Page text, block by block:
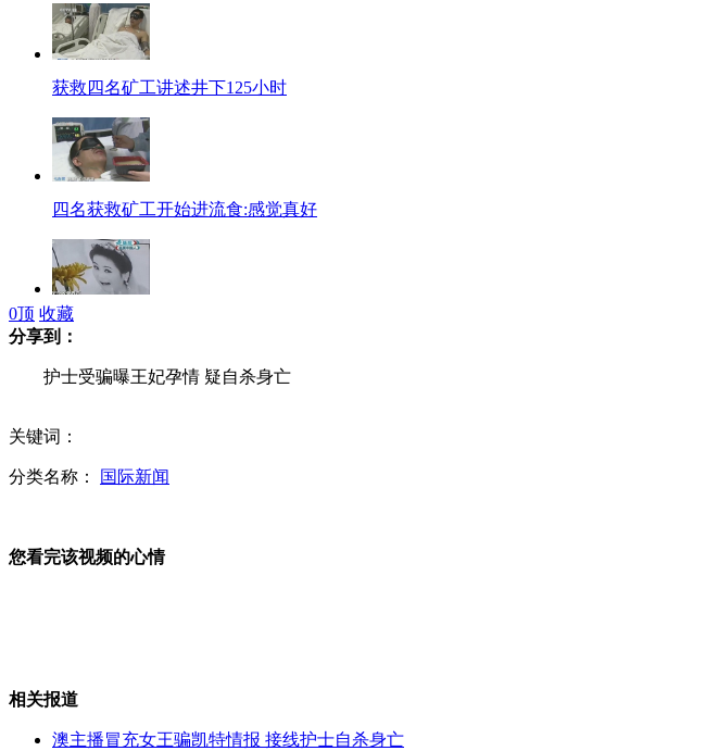
获救四名矿工讲述井下125小时
四名获救矿工开始进流食:感觉真好
"最美新娘"支援灾区途中车祸身亡
女老师暴打犯错学生 自称母亲角度
台湾3岁女童会讲5种语言
0顶 收藏
分享到：
护士受骗曝王妃孕情 疑自杀身亡
关键词：
分类名称： 国际新闻
您看完该视频的心情
相关报道
澳主播冒充女王骗凯特情报 接线护士自杀身亡